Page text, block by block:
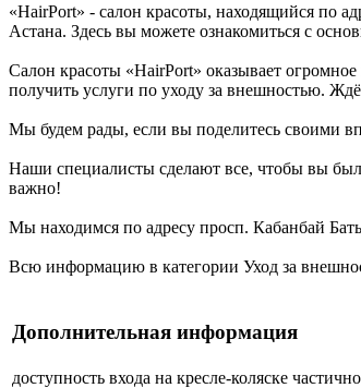
«HairPort» - салон красоты, находящийся по
Астана. Здесь вы можете ознакомиться с
Салон красоты «HairPort» оказывает
получить услуги по уходу за внешностью.
Мы будем рады, если вы поделитесь своими
Наши специалисты сделают все, чтобы вы
важно!
Мы находимся по адресу просп. Кабанбай
Всю информацию в категории Уход за
Дополнительная информация
доступность входа на кресле-коляске